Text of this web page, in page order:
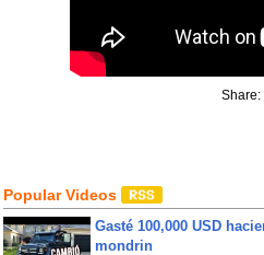
Share:
Popular Videos
Gasté 100,000 USD
mondrin